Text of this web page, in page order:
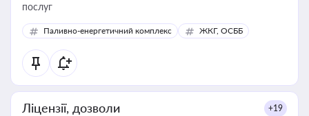
послуг
Паливно-енергетичний комплекс ЖКГ, ОСББ
Ліцензії, дозволи +19